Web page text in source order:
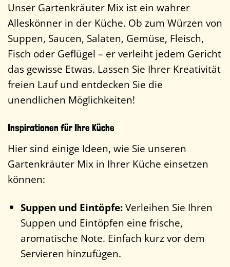
Unser Gartenkräuter Mix ist ein wahrer
Alleskönner in der Küche. Ob zum Würzen von
Suppen, Saucen, Salaten, Gemüse, Fleisch,
Fisch oder Geflügel – er verleiht jedem Gericht
das gewisse Etwas. Lassen Sie Ihrer Kreativität
freien Lauf und entdecken Sie die
unendlichen Möglichkeiten!
Inspirationen für Ihre Küche
Hier sind einige Ideen, wie Sie unseren
Gartenkräuter Mix in Ihrer Küche einsetzen
können:
Suppen und Eintöpfe:Verleihen Sie Ihren
Suppen und Eintöpfen eine frische,
aromatische Note. Einfach kurz vor dem
Servieren hinzufügen.